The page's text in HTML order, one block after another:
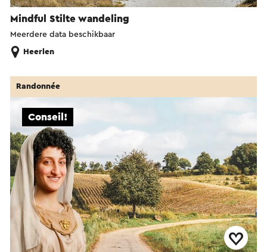
Mindful Stilte wandeling
Meerdere data beschikbaar
Heerlen
Conseil!
Randonnée